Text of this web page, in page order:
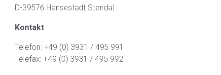
D-39576 Hansestadt Stendal
Kontakt
Telefon: +49 (0) 3931 / 495 991
Telefax: +49 (0) 3931 / 495 992